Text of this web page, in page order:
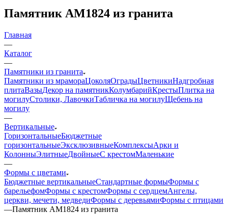
Памятник AM1824 из гранита
Главная
—
Каталог
—
Памятники из гранита
Памятники из мрамораЦоколяОградыЦветникиНадгробная
плитаВазыДекор на памятникКолумбарийКрестыПлитка на
могилуСтолики, ЛавочкиТабличка на могилуЩебень на
могилу
—
Вертикальные
ГоризонтальныеБюджетные
горизонтальныеЭксклюзивныеКомплексыАрки и
КолонныЭлитныеДвойныеС крестомМаленькие
—
Формы с цветами
Бюджетные вертикальныеСтандартные формыФормы с
барельефомФормы с крестомФормы с сердцемАнгелы,
церкви, мечети, медведиФормы с деревьямиФормы с птицами
—Памятник AM1824 из гранита